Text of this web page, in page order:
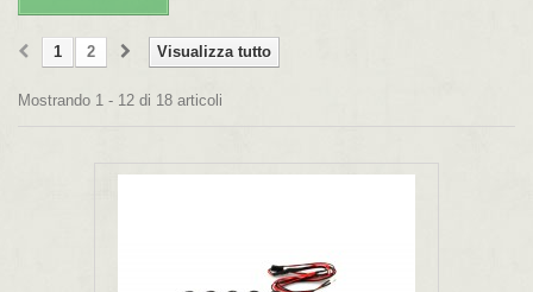
Visualizza tutto
1 2
Mostrando 1 - 12 di 18 articoli